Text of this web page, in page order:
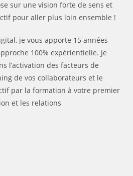
sur une vision forte de sens et
pour aller plus loin ensemble !
je vous apporte 15 années
100% expérientielle. Je
l’activation des facteurs de
de vos collaborateurs et le
par la formation à votre premier
et les relations